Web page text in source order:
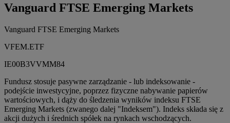
Vanguard FTSE Emerging Markets
Vanguard FTSE Emerging Markets
VFEM.ETF
IE00B3VVMM84
Fundusz stosuje pasywne zarządzanie - lub indeksowanie -
podejście inwestycyjne, poprzez fizyczne nabywanie papierów
wartościowych, i dąży do śledzenia wyników indeksu FTSE
Emerging Markets (zwanego dalej "Indeksem"). Indeks składa się z
akcji dużych i średnich spółek na rynkach wschodzących.